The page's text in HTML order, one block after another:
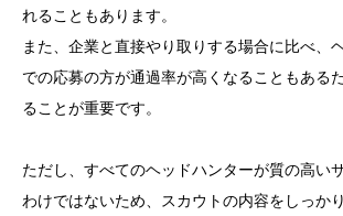
れることもあります。
また、企業と直接やり取りする場合に比べ、
での応募の方が通過率が高くなることもある
ることが重要です。
ただし、すべてのヘッドハンターが質の高い
わけではないため、スカウトの内容をしっか